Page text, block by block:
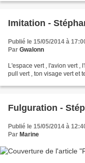
Imitation -
Publié le 15/05/2014 à
Par Gwalonn
L'espace vert , l'avion vert ,
pull vert , ton visage vert et
Fulguration -
Publié le 15/05/2014 à
Par Marine